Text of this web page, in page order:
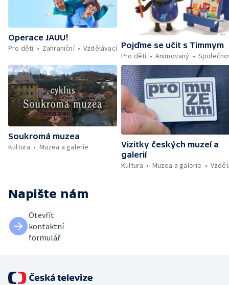
Operace JAUU!
Pro děti
Zahraniční Vzdělávací Pojďme se učit s Timmym
Pro děti
Animovaný
Soukromá muzea
Kultura
Muzea a galerie
Vizitky českých muzeí a
galerií
Kultura
Muzea a galerie
Napište nám
Otevřít
kontaktní
formulář